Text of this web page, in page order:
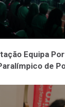
Equipa
de